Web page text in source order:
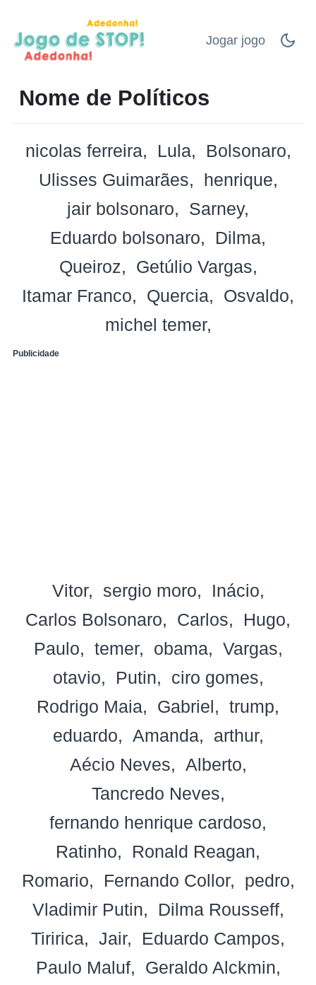
Jogar jogo
Nome de Políticos
nicolas ferreira Lula
Bolsonaro
Ulisses Guimarães
henrique
jair bolsonaro
Sarney
Eduardo bolsonaro
Dilma
Queiroz
Getúlio Vargas
Itamar Franco
Quercia
Osvaldo
michel temer
Publicidade
Vitor sergio moro
Inácio
Carlos Bolsonaro
Carlos
Hugo
Paulo
temer obama
Vargas
otavio
Putin
ciro gomes
Rodrigo Maia
Gabriel
trump
eduardo
Amanda
arthur
Aécio Neves
Alberto
Tancredo Neves
fernando henrique cardoso
Ratinho
Ronald Reagan
Romario
Fernando Collor
pedro
Vladimir Putin
Dilma Rousseff
Tiririca
Jair
Eduardo Campos
Paulo Maluf
Geraldo Alckmin